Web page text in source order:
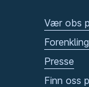
Vær obs
Presse
Finn oss